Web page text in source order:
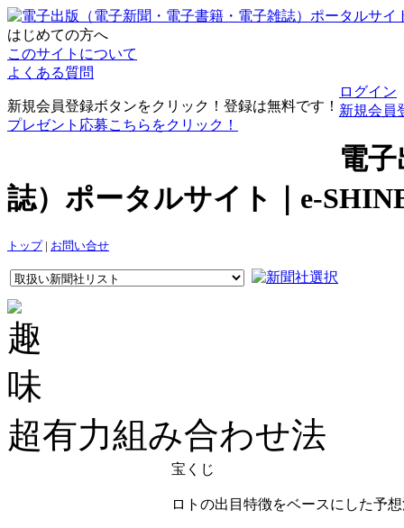
はじめての方へ
このサイトについて
よくある質問
新規会員登録ボタンをクリック！登録は無料です！
プレゼント応募こちらをクリック！
ログイン
新規会員
電
誌）ポータルサイト｜e-
トップ| お問い合せ
超有力組み合わせ法
宝くじ
ロトの出目特徴をベースにした予